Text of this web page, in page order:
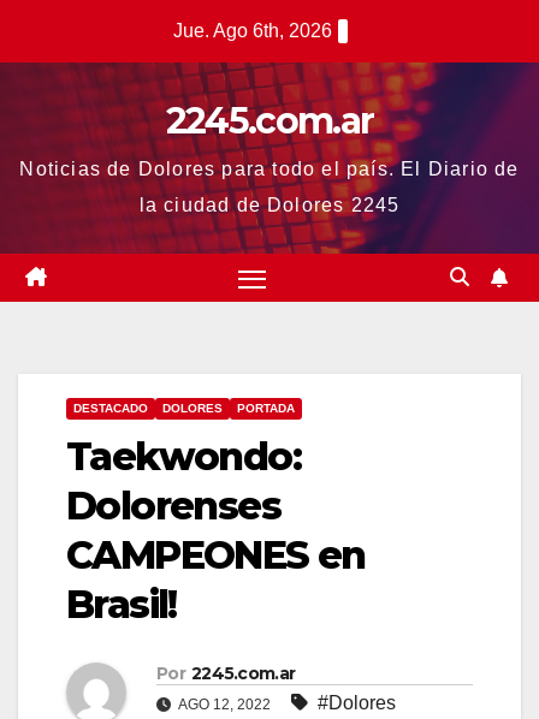
Jue. Ago 6th, 2026
2245.com.ar
Noticias de Dolores para todo el país. El Diario de
la ciudad de Dolores 2245
DESTACADO DOLORES PORTADA
Taekwondo:
Dolorenses
CAMPEONES en
Brasil!
Por 2245.com.ar
AGO 12, 2022 #Dolores